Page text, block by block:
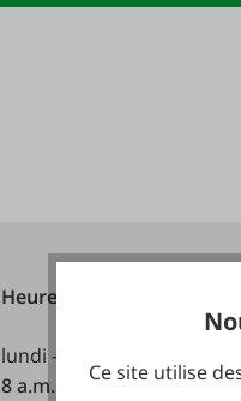
Heures d'ouverture:
lundi - vendredi:
8 a.m. - 5 p.mCe site utilise